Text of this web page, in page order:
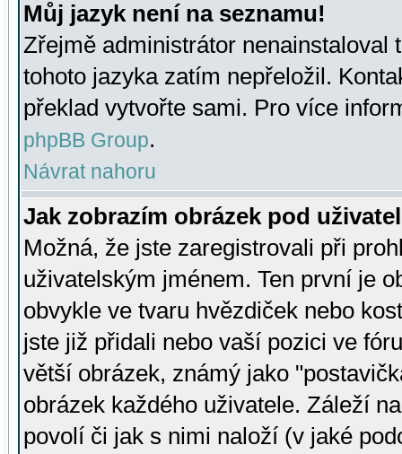
Můj jazyk není na seznamu!
Zřejmě administrátor nenainstaloval
tohoto jazyka zatím nepřeložil.
překlad vytvořte sami. Pro více
phpBB Group.
Návrat nahoru
Jak zobrazím obrázek pod
Možná, že jste zaregistrovali při
uživatelským jménem. Ten první je
obvykle ve tvaru hvězdiček nebo
jste již přidali nebo vaší pozici ve
větší obrázek, známý jako
obrázek každého uživatele. Záleží
povolí či jak s nimi naloží (v jaké